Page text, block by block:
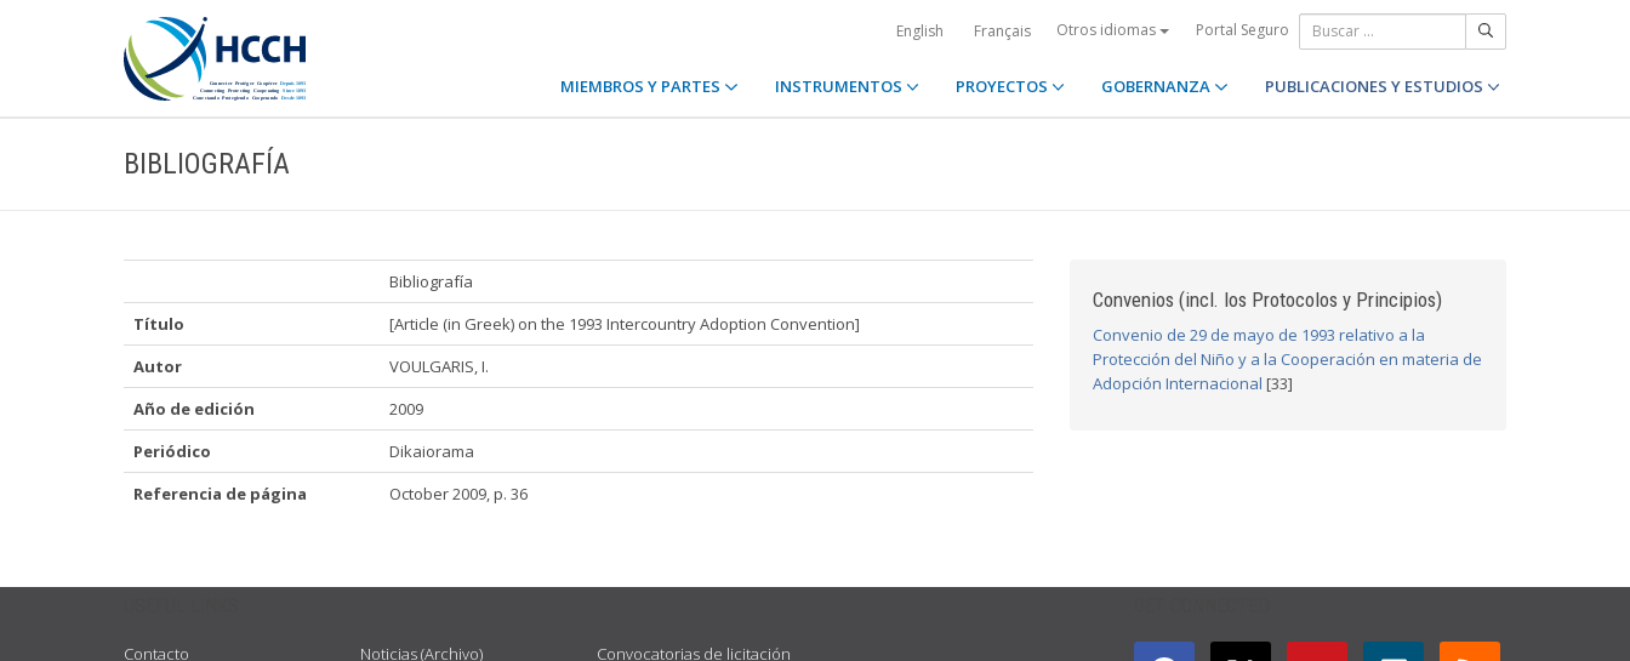
English Français Otros idiomas Portal Seguro
MIEMBROS Y PARTES INSTRUMENTOS PROYECTOS GOBERNANZA PUBLICACIONES Y ESTUDIOS
BIBLIOGRAFÍA
Bibliografía
Título
[Article (in Greek) on the 1993 Intercountry Adoption Convention]
Autor
VOULGARIS, I.
Año de edición
2009
Periódico
Dikaiorama
Referencia de página
October 2009, p. 36
Convenios (incl. los Protocolos y Principios)
Convenio de 29 de mayo de 1993 relativo a la
Protección del Niño y a la Cooperación en materia de
Adopción Internacional [33]
Contacto
Noticias (Archivo)
Convocatorias de licitación